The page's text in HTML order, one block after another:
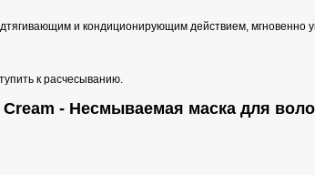
и кондиционирующим действием, мгновенно
к расчесыванию.
- Несмываемая маска для